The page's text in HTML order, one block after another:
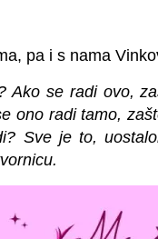
pa i s nama
Ako se radi ovo,
ono radi tamo,
Sve je to,